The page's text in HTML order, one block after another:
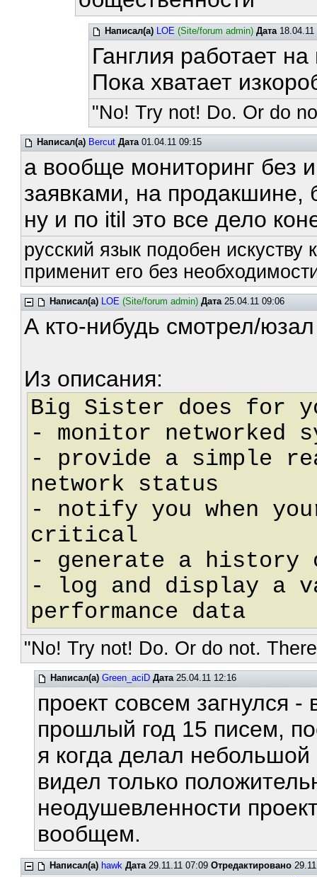
Написал(а) LOE (Site/forum admin) Дата18.04.11
Ганглия работает
Пока хватает
"No! Try not! Do. Or do
Написал(а) Bercut Дата01.04.11 09:15
а вообще мониторинг без
заявками, на продакшине,
ну и по itil это все дело
русский язык подобен
применит его без
Написал(а) LOE (Site/forum admin) Дата25.04.11 09:06
А кто-нибудь смотрел/
Из описания:
Big Sister does for
- monitor networked
- provide a simple
network status
- notify you when
critical
- generate a history
- log and display a
performance data
"No! Try not! Do. Or do not.
Написал(а) Green_aciD Дата25.04.11 12:16
проект совсем загнулся
прошлый год 15 писем,
я когда делал
видел только
неодушевленности
вообщем.
Написал(а) hawk Дата29.11.11 07:09Отредактировано